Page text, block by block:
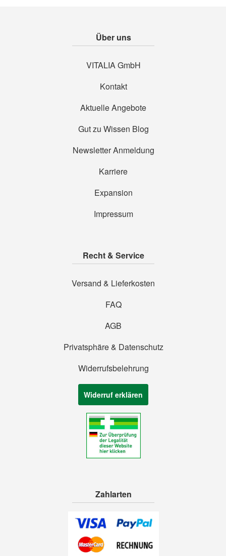
Über uns
VITALIA GmbH
Kontakt
Aktuelle Angebote
Gut zu Wissen Blog
Newsletter Anmeldung
Karriere
Expansion
Impressum
Recht & Service
Versand & Lieferkosten
FAQ
AGB
Privatsphäre & Datenschutz
Widerrufsbelehrung
Widerruf erklären
Zahlarten